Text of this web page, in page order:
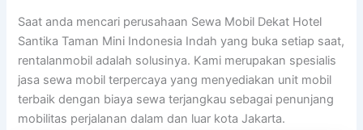
Saat anda mencari perusahaan Sewa Mobil Dekat Hotel
Santika Taman Mini Indonesia Indah yang buka setiap saat,
rentalanmobil adalah solusinya. Kami merupakan spesialis
jasa sewa mobil terpercaya yang menyediakan unit mobil
terbaik dengan biaya sewa terjangkau sebagai penunjang
mobilitas perjalanan dalam dan luar kota Jakarta.